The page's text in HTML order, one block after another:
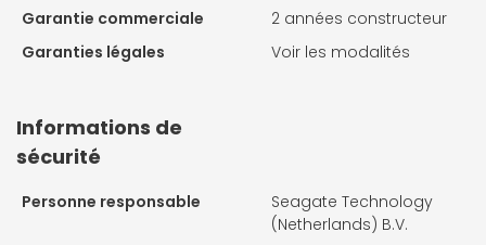
Garantie commerciale
2 années constructeur
Garanties légales
Voir les modalités
Informations de
sécurité
Personne responsable
Seagate Technology
(Netherlands) B.V.